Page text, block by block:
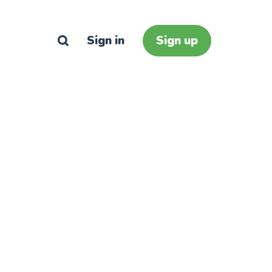
Sign in Sign up